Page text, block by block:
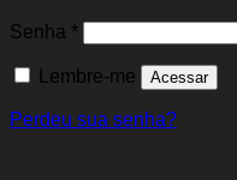
Senha *Obrigatório
Lembre-me Acessar
Perdeu sua senha?